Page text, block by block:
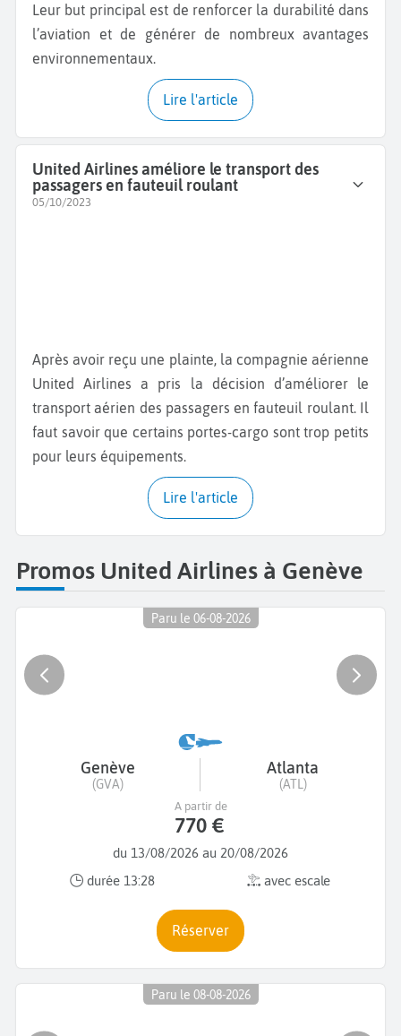
Leur but principal est de renforcer la durabilité dans
l’aviation et de générer de nombreux avantages
environnementaux.
Lire l'article
United Airlines améliore le transport des
passagers en fauteuil roulant
05/10/2023
Après avoir reçu une plainte, la compagnie aérienne
United Airlines a pris la décision d’améliorer le
transport aérien des passagers en fauteuil roulant. Il
faut savoir que certains portes-cargo sont trop petits
pour leurs équipements.
Lire l'article
Promos United Airlines à Genève
Paru le 06-08-2026
Genève
(GVA)
Atlanta
(ATL)
du 13/08/2026 au 20/08/2026
durée 13:28
avec escale
A partir de
770 €
Réserver
Paru le 08-08-2026